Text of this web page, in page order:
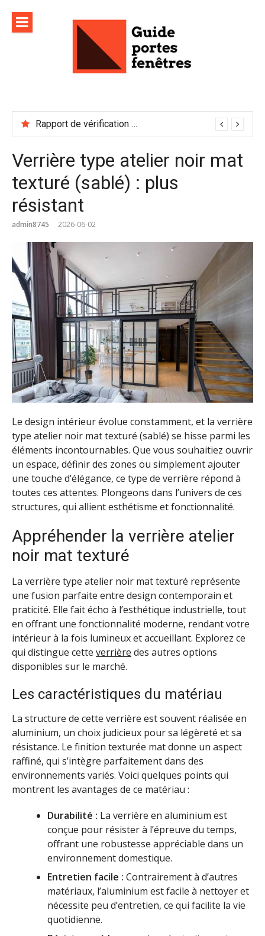
contenu
Rapport de vérification sécurité : à conserver précieusement
Verrière type atelier noir mat
texturé (sablé) : plus
résistant
admin8745 2026-06-02
Le design intérieur évolue constamment, et la verrière
type atelier noir mat texturé (sablé) se hisse parmi les
éléments incontournables. Que vous souhaitiez ouvrir
un espace, définir des zones ou simplement ajouter
une touche d’élégance, ce type de verrière répond à
toutes ces attentes. Plongeons dans l’univers de ces
structures, qui allient esthétisme et fonctionnalité.
Appréhender la verrière atelier
noir mat texturé
La verrière type atelier noir mat texturé représente
une fusion parfaite entre design contemporain et
praticité. Elle fait écho à l’esthétique industrielle, tout
en offrant une fonctionnalité moderne, rendant votre
intérieur à la fois lumineux et accueillant. Explorez ce
qui distingue cette verrière des autres options
disponibles sur le marché.
Les caractéristiques du matériau
La structure de cette verrière est souvent réalisée en
aluminium, un choix judicieux pour sa légèreté et sa
résistance. Le finition texturée mat donne un aspect
raffiné, qui s’intègre parfaitement dans des
environnements variés. Voici quelques points qui
montrent les avantages de ce matériau :
Durabilité : La verrière en aluminium est
conçue pour résister à l’épreuve du temps,
offrant une robustesse appréciable dans un
environnement domestique.
Entretien facile : Contrairement à d’autres
matériaux, l’aluminium est facile à nettoyer et
nécessite peu d’entretien, ce qui facilite la vie
quotidienne.